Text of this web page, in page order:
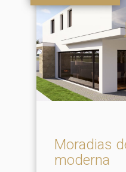
Moradias
moderna